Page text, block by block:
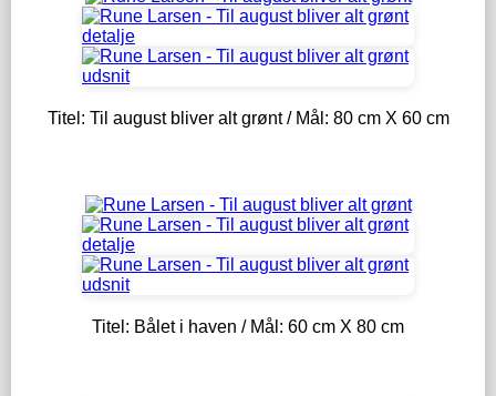
Titel: Til august bliver alt grønt / Mål: 80 cm X 60 cm
Titel: Bålet i haven / Mål: 60 cm X 80 cm